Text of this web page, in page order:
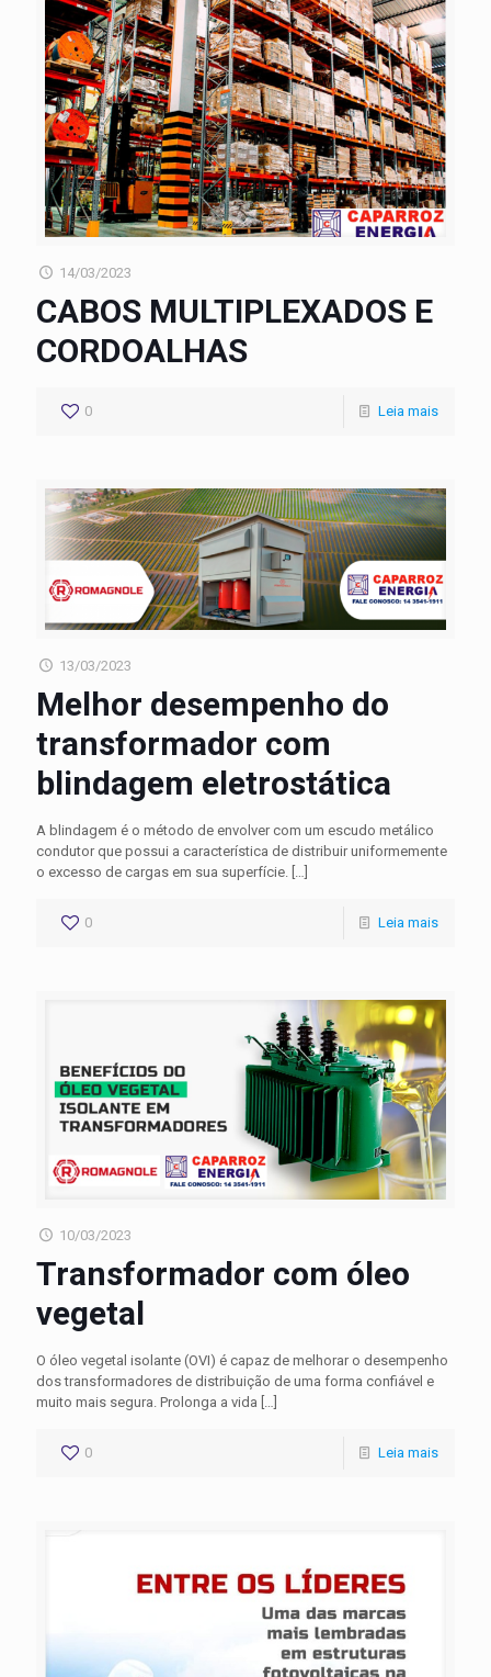
14/03/2023
CABOS MULTIPLEXADOS E
CORDOALHAS
0 Leia mais
13/03/2023
Melhor desempenho do
transformador com
blindagem eletrostática
A blindagem é o método de envolver com um escudo metálico
condutor que possui a característica de distribuir uniformemente
o excesso de cargas em sua superfície.
0 Leia mais
10/03/2023
Transformador com óleo
vegetal
O óleo vegetal isolante (OVI) é capaz de melhorar o desempenho
dos transformadores de distribuição de uma forma confiável e
muito mais segura. Prolonga a vida
0 Leia mais